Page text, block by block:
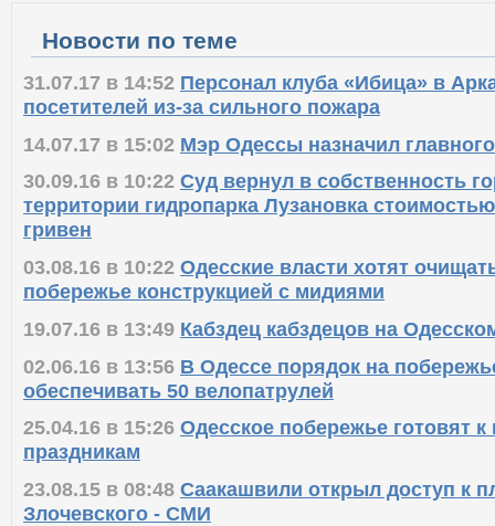
Новости по теме
31.07.17 в 14:52 Персонал клуба «Ибица» в
посетителей из-за сильного пожара
14.07.17 в 15:02 Мэр Одессы назначил
30.09.16 в 10:22 Суд вернул в собственность
территории гидропарка Лузановка
гривен
03.08.16 в 10:22 Одесские власти хотят
побережье конструкцией с мидиями
19.07.16 в 13:49 Кабздец кабздецов на
02.06.16 в 13:56 В Одессе порядок на
обеспечивать 50 велопатрулей
25.04.16 в 15:26 Одесское побережье готовят
праздникам
23.08.15 в 08:48 Саакашвили открыл доступ к
Злочевского - СМИ